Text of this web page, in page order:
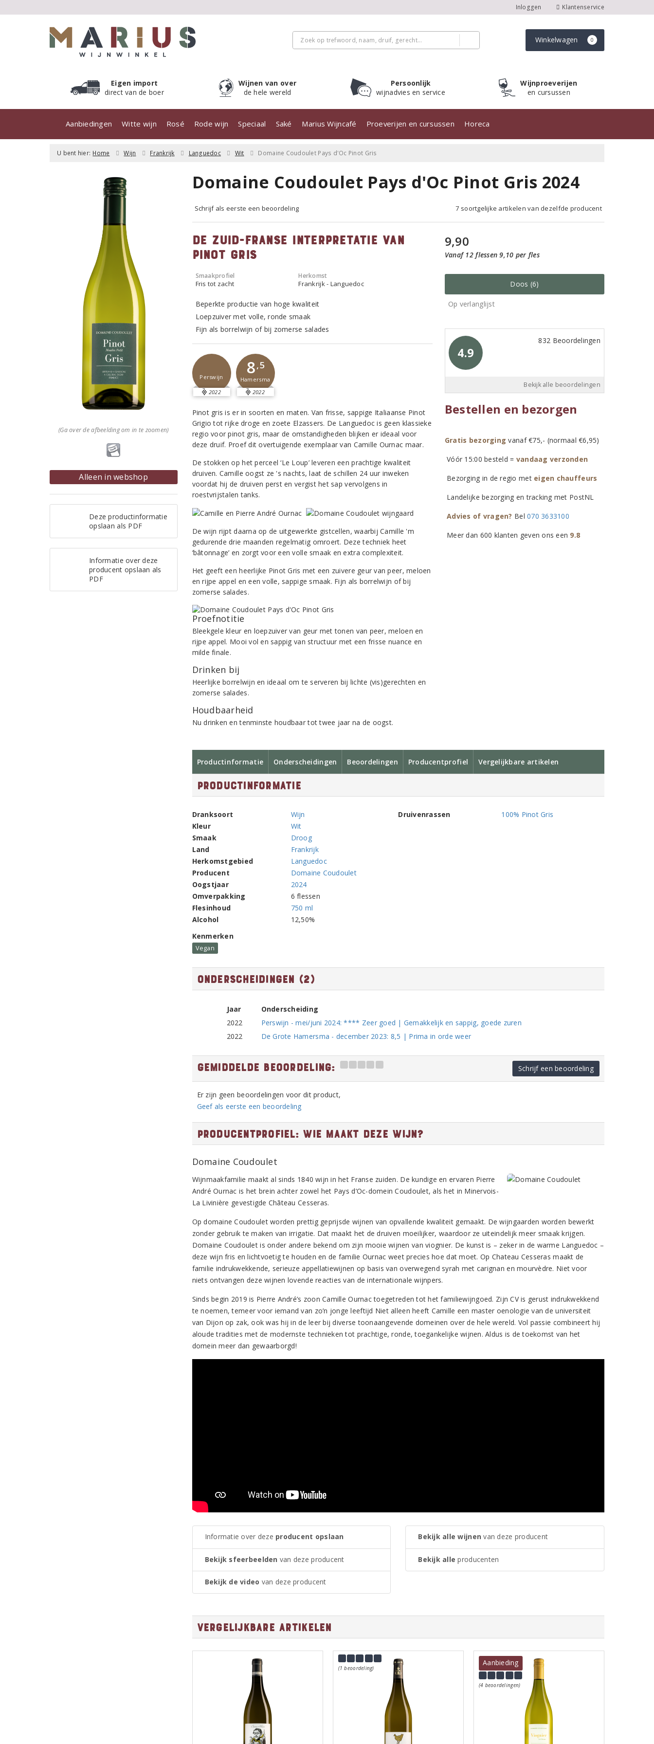
Inloggen Klantenservice
Winkelwagen 0
Eigen import
direct van de boer
Wijnen van over
de hele wereld
Persoonlijk
wijnadvies en service
Wijnproeverijen
en cursussen
Aanbiedingen Witte wijn Rosé Rode wijn Speciaal Saké Marius Wijncafé Proeverijen en cursussen Horeca
U bent hier: Home Wijn Frankrijk Languedoc Wit Domaine Coudoulet Pays d'Oc Pinot Gris
(Ga over de afbeelding om in te zoomen)
Alleen in webshop
Deze productinformatie
opslaan als PDF
Informatie over deze
producent opslaan als
PDF
Domaine Coudoulet Pays d'Oc Pinot Gris 2024
Schrijf als eerste een beoordeling 7 soortgelijke artikelen van dezelfde producent
De Zuid-Franse interpretatie van
Pinot Gris
Smaakprofiel
Fris tot zacht
Herkomst
Frankrijk - Languedoc
Beperkte productie van hoge kwaliteit
Loepzuiver met volle, ronde smaak
Fijn als borrelwijn of bij zomerse salades
Perswijn
2022
8,5
Hamersma
2022
Pinot gris is er in soorten en maten. Van frisse, sappige Italiaanse Pinot
Grigio tot rijke droge en zoete Elzassers. De Languedoc is geen klassieke
regio voor pinot gris, maar de omstandigheden blijken er ideaal voor
deze druif. Proef dit overtuigende exemplaar van Camille Ournac maar.
De stokken op het perceel ‘Le Loup’ leveren een prachtige kwaliteit
druiven. Camille oogst ze 's nachts, laat de schillen 24 uur inweken
voordat hij de druiven perst en vergist het sap vervolgens in
roestvrijstalen tanks.
De wijn rijpt daarna op de uitgewerkte gistcellen, waarbij Camille 'm
gedurende drie maanden regelmatig omroert. Deze techniek heet
‘bâtonnage’ en zorgt voor een volle smaak en extra complexiteit.
Het geeft een heerlijke Pinot Gris met een zuivere geur van peer, meloen
en rijpe appel en een volle, sappige smaak. Fijn als borrelwijn of bij
zomerse salades.
Proefnotitie
Bleekgele kleur en loepzuiver van geur met tonen van peer, meloen en
rijpe appel. Mooi vol en sappig van structuur met een frisse nuance en
milde finale.
Drinken bij
Heerlijke borrelwijn en ideaal om te serveren bij lichte (vis)gerechten en
zomerse salades.
Houdbaarheid
Nu drinken en tenminste houdbaar tot twee jaar na de oogst.
9,90
Vanaf 12 flessen 9,10 per fles
Doos (6)
Op verlanglijst
4.9
832 Beoordelingen
Bekijk alle beoordelingen
Bestellen en bezorgen
Gratis bezorging vanaf €75,- (normaal €6,95)
Vóór 15:00 besteld = vandaag verzonden
Bezorging in de regio met eigen chauffeurs
Landelijke bezorging en tracking met PostNL
Advies of vragen? Bel070 3633100
Meer dan 600 klanten geven ons een 9.8
Productinformatie Onderscheidingen Beoordelingen Producentprofiel Vergelijkbare artikelen
Productinformatie
Dranksoort
Wijn
Kleur
Wit
Smaak
Droog
Land
Frankrijk
Herkomstgebied
Languedoc
Producent
Domaine Coudoulet
Oogstjaar
2024
Omverpakking
6 flessen
Flesinhoud
750 ml
Alcohol
12,50%
Druivenrassen 100% Pinot Gris
Kenmerken
Vegan
Onderscheidingen (2)
Jaar
Onderscheiding
2022
Perswijn - mei/juni 2024: **** Zeer goed | Gemakkelijk en sappig, goede zuren
2022
De Grote Hamersma - december 2023: 8,5 | Prima in orde weer
Gemiddelde beoordeling: Schrijf een beoordeling
Er zijn geen beoordelingen voor dit product,
Geef als eerste een beoordeling
Producentprofiel: Wie maakt deze wijn?
Domaine Coudoulet
Wijnmaakfamilie maakt al sinds 1840 wijn in het Franse zuiden. De kundige en ervaren Pierre
André Ournac is het brein achter zowel het Pays d’Oc-domein Coudoulet, als het in Minervois-
La Livinière gevestigde Chãteau Cesseras.
Op domaine Coudoulet worden prettig geprijsde wijnen van opvallende kwaliteit gemaakt. De wijngaarden worden bewerkt
zonder gebruik te maken van irrigatie. Dat maakt het de druiven moeilijker, waardoor ze uiteindelijk meer smaak krijgen.
Domaine Coudoulet is onder andere bekend om zijn mooie wijnen van viognier. De kunst is – zeker in de warme Languedoc –
deze wijn fris en lichtvoetig te houden en de familie Ournac weet precies hoe dat moet. Op Chateau Cesseras maakt de
familie indrukwekkende, serieuze appellatiewijnen op basis van overwegend syrah met carignan en mourvèdre. Niet voor
niets ontvangen deze wijnen lovende reacties van de internationale wijnpers.
Sinds begin 2019 is Pierre André’s zoon Camille Ournac toegetreden tot het familiewijngoed. Zijn CV is gerust indrukwekkend
te noemen, temeer voor iemand van zo’n jonge leeftijd Niet alleen heeft Camille een master oenologie van de universiteit
van Dijon op zak, ook was hij in de leer bij diverse toonaangevende domeinen over de hele wereld. Vol passie combineert hij
aloude tradities met de modernste technieken tot prachtige, ronde, toegankelijke wijnen. Aldus is de toekomst van het
domein meer dan gewaarborgd!
Informatie over deze producent opslaan
Bekijk sfeerbeelden van deze producent
Bekijk de video van deze producent
Bekijk alle wijnen van deze producent
Bekijk alle producenten
Vergelijkbare artikelen
(1 beoordeling)
Aanbieding
(4 beoordelingen)